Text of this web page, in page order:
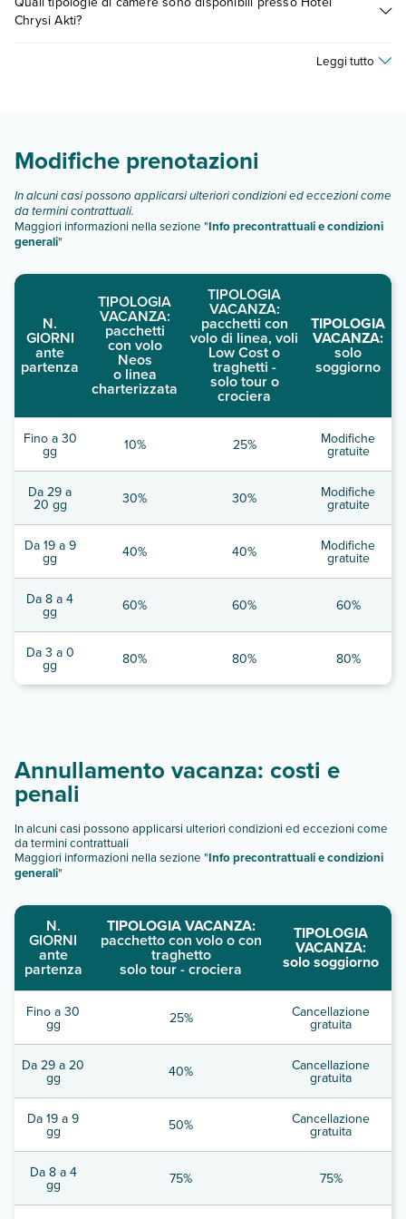
fattori (per es. date, condizioni dell'hotel, ecc). Per consultare i
prezzi, compila il motore di ricerca e scegli quando partire.
Chrysi Akti?
descrizione
Leggi tutto
Modifiche prenotazioni
In alcuni casi possono applicarsi ulteriori condizioni ed eccezioni come
da termini contrattuali.
Maggiori informazioni nella sezione "Info precontrattuali e condizioni
generali"
N.
GIORNI
ante
partenza
TIPOLOGIA
VACANZA:
pacchetti
con volo
Neos
o linea
charterizzata
TIPOLOGIA
VACANZA:
pacchetti con
volo di linea, voli
Low Cost o
traghetti -
solo tour o
crociera
TIPOLOGIA
VACANZA:
solo
soggiorno
Fino a 30
gg 10% 25% Modifiche
gratuite
Da 29 a
20 gg 30% 30% Modifiche
gratuite
Da 19 a 9
gg 40% 40% Modifiche
gratuite
Da 8 a 4
gg 60% 60% 60%
Da 3 a 0
gg 80% 80% 80%
Annullamento vacanza: costi e
penali
In alcuni casi possono applicarsi ulteriori condizioni ed eccezioni come
da termini contrattuali
Maggiori informazioni nella sezione "Info precontrattuali e condizioni
generali"
N.
GIORNI
ante
partenza
TIPOLOGIA VACANZA:
pacchetto con volo o con
traghetto
solo tour - crociera
TIPOLOGIA
VACANZA:
solo soggiorno
Fino a 30
gg 25% Cancellazione
gratuita
Da 29 a 20
gg 40% Cancellazione
gratuita
Da 19 a 9
gg 50% Cancellazione
gratuita
Da 8 a 4
gg 75% 75%